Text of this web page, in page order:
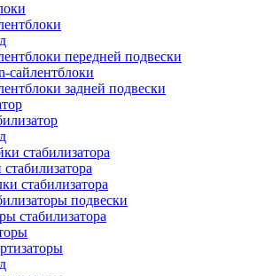
передней подвески
сайлентблоки
задней подвески
стабилизатора
стабилизатора
стабилизатора
подвески
стабилизатора